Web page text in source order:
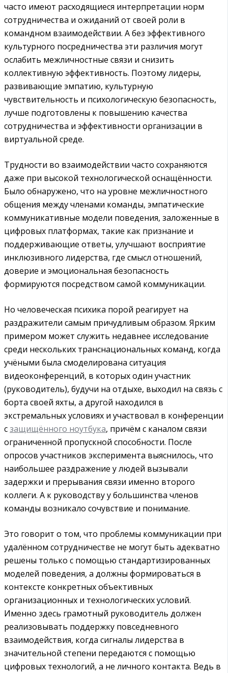
часто имеют расходящиеся интерпретации норм
сотрудничества и ожиданий от своей роли в
командном взаимодействии. А без эффективного
культурного посредничества эти различия могут
ослабить межличностные связи и снизить
коллективную эффективность. Поэтому лидеры,
развивающие эмпатию, культурную
чувствительность и психологическую безопасность,
лучше подготовлены к повышению качества
сотрудничества и эффективности организации в
виртуальной среде.
Трудности во взаимодействии часто сохраняются
даже при высокой технологической оснащённости.
Было обнаружено, что на уровне межличностного
общения между членами команды, эмпатические
коммуникативные модели поведения, заложенные в
цифровых платформах, такие как признание и
поддерживающие ответы, улучшают восприятие
инклюзивного лидерства, где смысл отношений,
доверие и эмоциональная безопасность
формируются посредством самой коммуникации.
Но человеческая психика порой реагирует на
раздражители самым причудливым образом. Ярким
примером может служить недавнее исследование
среди нескольких транснациональных команд, когда
учёными была смоделирована ситуация
видеоконференций, в которых один участник
(руководитель), будучи на отдыхе, выходил на связь с
борта своей яхты, а другой находился в
экстремальных условиях и участвовал в конференции
сзащищённого ноутбука, причём с каналом связи
ограниченной пропускной способности. После
опросов участников эксперимента выяснилось, что
наибольшее раздражение у людей вызывали
задержки и прерывания связи именно второго
коллеги. А к руководству у большинства членов
команды возникало сочувствие и понимание.
Это говорит о том, что проблемы коммуникации при
удалённом сотрудничестве не могут быть адекватно
решены только с помощью стандартизированных
моделей поведения, а должны формироваться в
контексте конкретных объективных
организационных и технологических условий.
Именно здесь грамотный руководитель должен
реализовывать поддержку повседневного
взаимодействия, когда сигналы лидерства в
значительной степени передаются с помощью
цифровых технологий, а не личного контакта. Ведь в